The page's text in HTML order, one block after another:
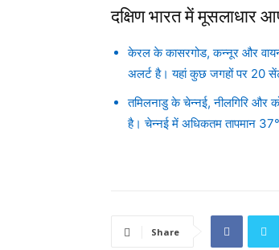
दक्षिण भारत में मूसलाधार
केरल के कासरगोड, कन्नूर और
अलर्ट है। यहां कुछ जगहों पर 20
तमिलनाडु के चेन्नई, नीलगिरि और
है। चेन्नई में अधिकतम तापमान
Share